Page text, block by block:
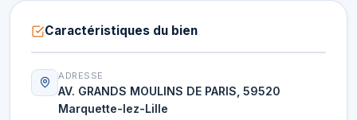
Caractéristiques du bien
ADRESSE
AV. GRANDS MOULINS DE PARIS, 59520
Marquette-lez-Lille